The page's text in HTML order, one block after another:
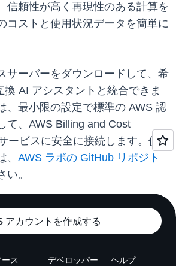
信頼性が高く再現性のある計算を
コストと使用状況データを簡単に
サーバーをダウンロードして、希
換 AI アシスタントと統合できま
、最小限の設定で標準の AWS 認
て、AWS Billing and Cost
ービスに安全に接続します。使用
、 AWS ラボの GitHub リポジト
い。
アカウントを作成する
ース デベロッパー ヘルプ